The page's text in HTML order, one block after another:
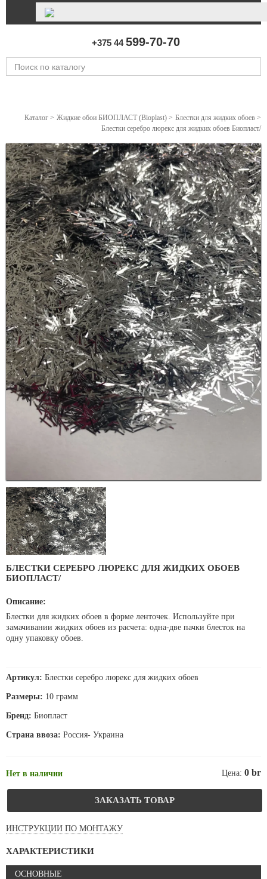
+375 44599-70-70
Каталог > Жидкие обои БИОПЛАСТ (Bioplast) > Блестки для жидких обоев >
Блестки серебро люрекс для жидких обоев Биопласт/
БЛЕСТКИ СЕРЕБРО ЛЮРЕКС ДЛЯ ЖИДКИХ ОБОЕВ
БИОПЛАСТ/
Описание:
Блестки для жидких обоев в форме ленточек. Используйте при
замачивании жидких обоев из расчета: одна-две пачки блесток на
одну упаковку обоев.
Артикул: Блестки серебро люрекс для жидких обоев
Размеры: 10 грамм
Бренд: Биопласт
Страна ввоза: Россия- Украина
Нет в наличии Цена: 0 br
ЗАКАЗАТЬ ТОВАР
ИНСТРУКЦИИ ПО МОНТАЖУ
ХАРАКТЕРИСТИКИ
ОСНОВНЫЕ